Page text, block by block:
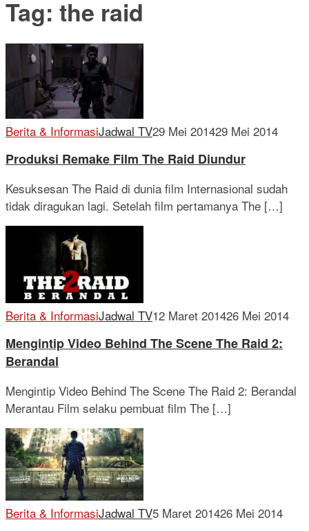
Tag: the raid
Berita & InformasiJadwal TV29 Mei 201429 Mei 2014
Produksi Remake Film The Raid Diundur
Kesuksesan The Raid di dunia film Internasional sudah
tidak diragukan lagi. Setelah film pertamanya The […]
Berita & InformasiJadwal TV12 Maret 201426 Mei 2014
Mengintip Video Behind The Scene The Raid 2:
Berandal
Mengintip Video Behind The Scene The Raid 2: Berandal
Merantau Film selaku pembuat film The […]
Berita & InformasiJadwal TV5 Maret 201426 Mei 2014